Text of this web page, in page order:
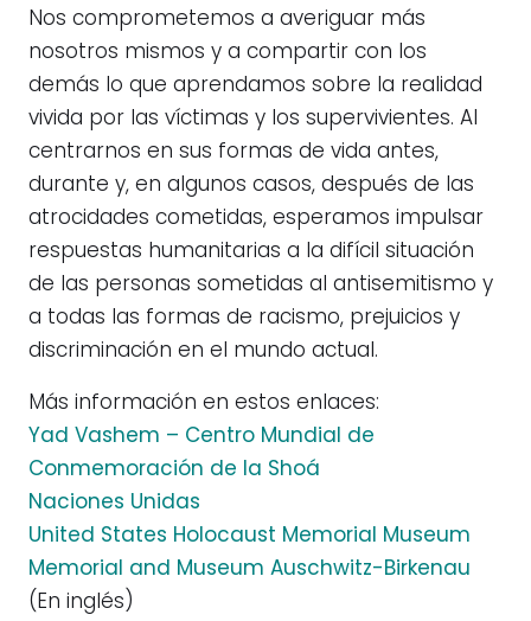
Nos comprometemos a averiguar más
nosotros mismos y a compartir con los
demás lo que aprendamos sobre la realidad
vivida por las víctimas y los supervivientes. Al
centrarnos en sus formas de vida antes,
durante y, en algunos casos, después de las
atrocidades cometidas, esperamos impulsar
respuestas humanitarias a la difícil situación
de las personas sometidas al antisemitismo y
a todas las formas de racismo, prejuicios y
discriminación en el mundo actual.
Más información en estos enlaces:
Yad Vashem – Centro Mundial de
Conmemoración de la Shoá
Naciones Unidas
United States Holocaust Memorial Museum
Memorial and Museum Auschwitz-Birkenau
(En inglés)